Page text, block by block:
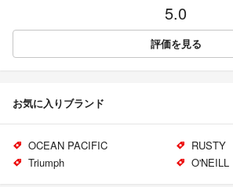
5.0
評価を見る
お気に入りブランド
OCEAN PACIFIC
RUSTY
Triumph
O'NEILL